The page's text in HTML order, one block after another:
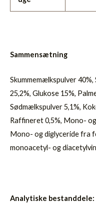
Sammensætning
Skummemælkspulver
25,2%, Glukose 15%,
Sødmælkspulver 5,1%,
Raffineret 0,5%, Mono-
Mono- og diglyceride fra
monoacetyl- og
Analytiske bestanddele: